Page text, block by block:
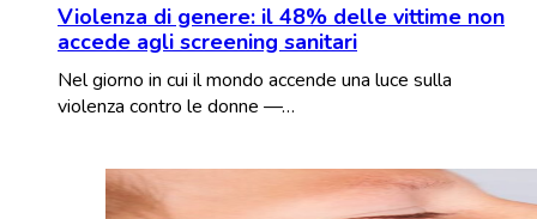
Violenza di genere: il 48% delle vittime non
accede agli screening sanitari
Nel giorno in cui il mondo accende una luce sulla
violenza contro le donne —…